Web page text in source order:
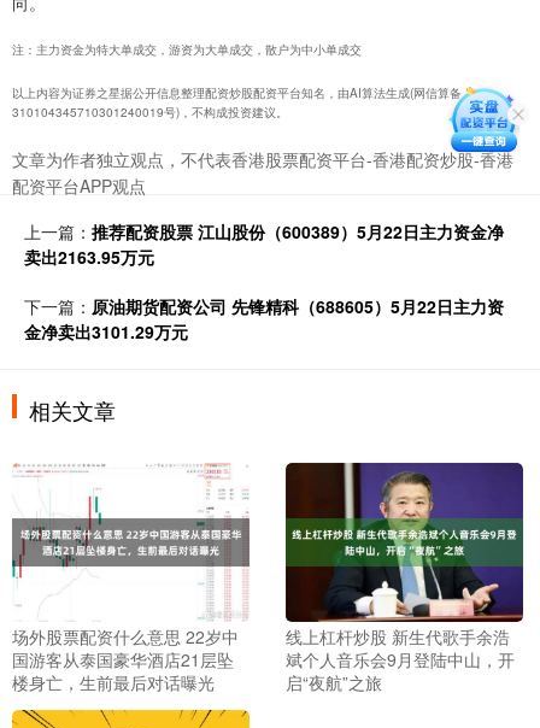
注：主力资金为特大单成交，游资为大单成交，散户为中小单成交
以上内容为证券之星据公开信息整理配资炒股配资平台知名，由AI算法生成(网信算备
310104345710301240019号)，不构成投资建议。
文章为作者独立观点，不代表香港股票配资平台-香港配资炒股-香港
配资平台APP观点
上一篇： 推荐配资股票 江山股份（600389）5月22日主力资金净
卖出2163.95万元
下一篇： 原油期货配资公司 先锋精科（688605）5月22日主力资
金净卖出3101.29万元
相关文章
场外股票配资什么意思 22岁中
国游客从泰国豪华酒店21层坠
楼身亡，生前最后对话曝光
线上杠杆炒股 新生代歌手余浩
斌个人音乐会9月登陆中山，开
启“夜航”之旅